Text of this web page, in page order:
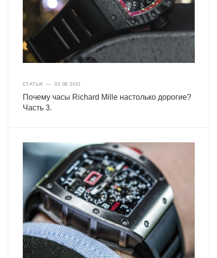
СТАТЬИ — 02.09.2021
Почему часы Richard Mille настолько дорогие?
Часть 3.